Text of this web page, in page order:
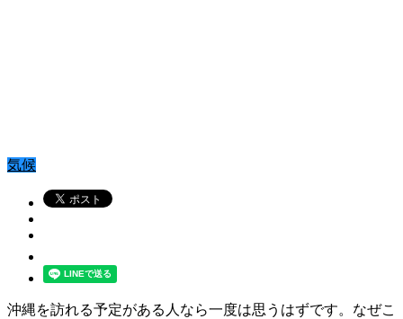
気候
沖縄を訪れる予定がある人なら一度は思うはずです。なぜこ